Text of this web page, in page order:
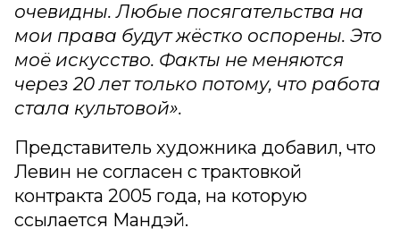
очевидны. Любые посягательства на
мои права будут жёстко оспорены. Это
моё искусство. Факты не меняются
через 20 лет только потому, что работа
стала культовой».
Представитель художника добавил, что
Левин не согласен с трактовкой
контракта 2005 года, на которую
ссылается Мандэй.